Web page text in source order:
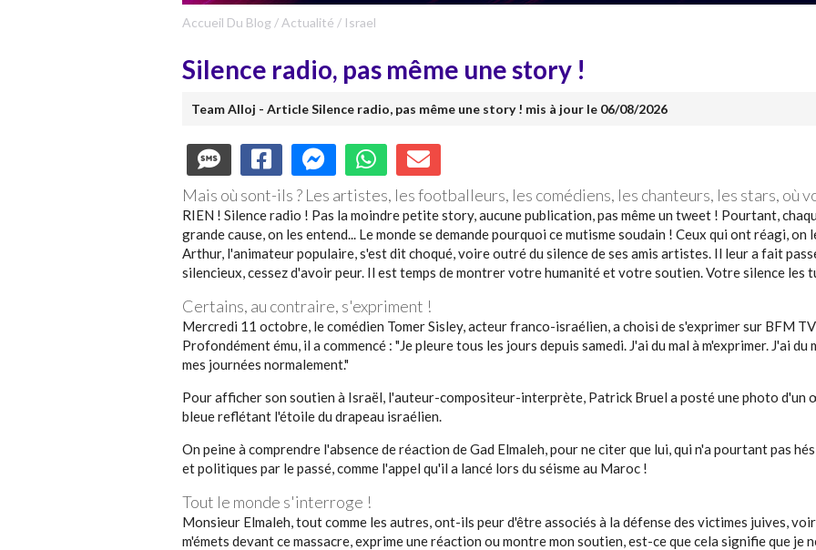
Accueil Du Blog/ Actualité / Israel
Silence radio, pas même une story !
Team Alloj - Article Silence radio, pas même une story ! mis à jour le 06/08/2026
Mais où sont-ils ? Les artistes, les footballeurs, les comédiens, les chanteurs, les stars, où
RIEN ! Silence radio ! Pas la moindre petite story, aucune publication, pas même un tweet ! Pourtant,
grande cause, on les entend... Le monde se demande pourquoi ce mutisme soudain ! Ceux qui ont réagi, on
Arthur, l'animateur populaire, s'est dit choqué, voire outré du silence de ses amis artistes. Il leur a fait
silencieux, cessez d'avoir peur. Il est temps de montrer votre humanité et votre soutien. Votre silence les
Certains, au contraire, s'expriment !
Mercredi 11 octobre, le comédien Tomer Sisley, acteur franco-israélien, a choisi de s'exprimer sur BFM
Profondément ému, il a commencé : "Je pleure tous les jours depuis samedi. J'ai du mal à m'exprimer. J'ai
mes journées normalement."
Pour afficher son soutien à Israël, l'auteur-compositeur-interprète, Patrick Bruel a posté une photo d'un
bleue reflétant l'étoile du drapeau israélien.
On peine à comprendre l'absence de réaction de Gad Elmaleh, pour ne citer que lui, qui n'a pourtant pas
et politiques par le passé, comme l'appel qu'il a lancé lors du séisme au Maroc !
Tout le monde s'interroge !
Monsieur Elmaleh, tout comme les autres, ont-ils peur d'être associés à la défense des victimes juives,
m'émets devant ce massacre, exprime une réaction ou montre mon soutien, est-ce que cela signifie que je